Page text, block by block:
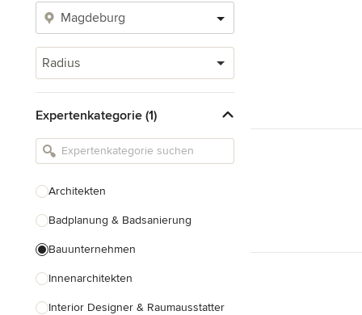
Radius
Expertenkategorie (1)
Architekten
Badplanung & Badsanierung
Bauunternehmen
Innenarchitekten
Interior Designer & Raumausstatter